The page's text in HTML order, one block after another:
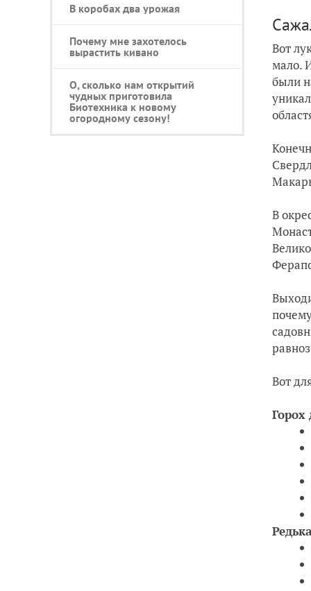
В коробах два урожая
Почему мне захотелось
вырастить кивано
О, сколько нам открытий
чудных приготовила
Биотехника к новому
огородному сезону!
Вот
мало.
были
В
Вот
Редька